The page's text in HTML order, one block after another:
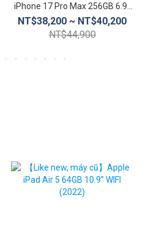
iPhone 17 Pro Max 256GB 6.9″
(5G)
NT$38,200 ~ NT$40,200
NT$44,900